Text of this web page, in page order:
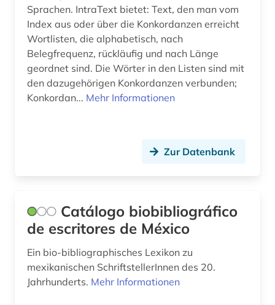
zeitschriften (1)
zeitung (5)
übersetzungswissenschaft (2)
Sprachen. IntraText bietet: Text, den man vom
Index aus oder über die Konkordanzen erreicht
Wortlisten, die alphabetisch, nach
Belegfrequenz, rückläufig und nach Länge
geordnet sind. Die Wörter in den Listen sind mit
den dazugehörigen Konkordanzen verbunden;
Konkordan... Mehr Informationen
Zur Datenbank
Catálogo biobibliográfico
de escritores de México
Ein bio-bibliographisches Lexikon zu
mexikanischen SchriftstellerInnen des 20.
Jahrhunderts. Mehr Informationen